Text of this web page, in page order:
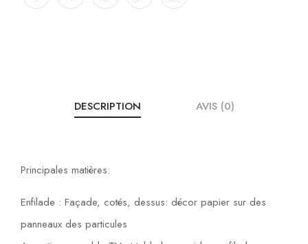
DESCRIPTION AVIS (0)
Principales matières:
Enfilade : Façade, cotés, dessus: décor papier sur des
panneaux des particules